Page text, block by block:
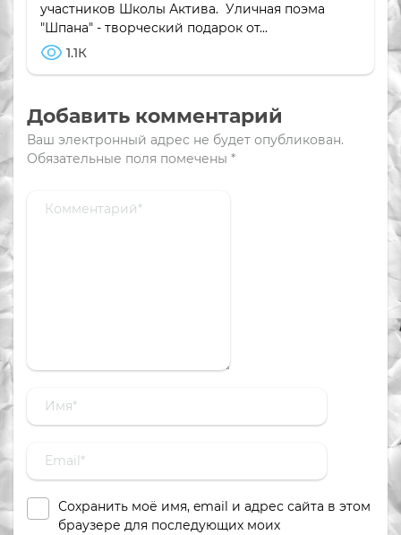
участников Школы Актива. Уличная поэма
"Шпана" - творческий подарок от...
1.1К
Добавить комментарий
Ваш электронный адрес не будет опубликован.
Обязательные поля помечены *
Сохранить моё имя, email и адрес сайта в этом
браузере для последующих моих